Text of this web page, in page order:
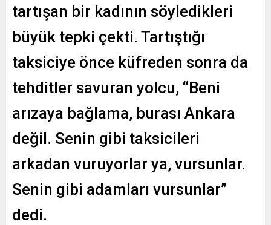
tartışan bir kadının söyledikleri
büyük tepki çekti. Tartıştığı
taksiciye önce küfreden sonra da
tehditler savuran yolcu, “Beni
arızaya bağlama, burası Ankara
değil. Senin gibi taksicileri
arkadan vuruyorlar ya, vursunlar.
Senin gibi adamları vursunlar”
dedi.